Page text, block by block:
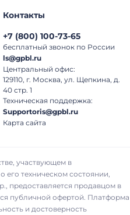
Контакты
+7 (800) 100-73-65
бесплатный звонок по России
ls@gpbl.ru
Центральный офис:
129110, г. Москва, ул. Щепкина, д.
40 стр. 1
Техническая поддержка:
Supportoris@gpbl.ru
Карта сайта
участвующем в
его техническом состоянии,
предоставляется продавцом в
публичной офертой. Платформа
и достоверность